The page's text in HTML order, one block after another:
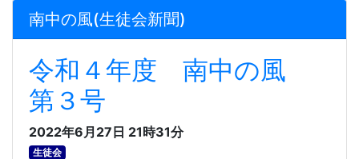
南中の風(生徒会新聞)
令和４年度 南中の風
第３号
2022年6月27日 21時31分
生徒会